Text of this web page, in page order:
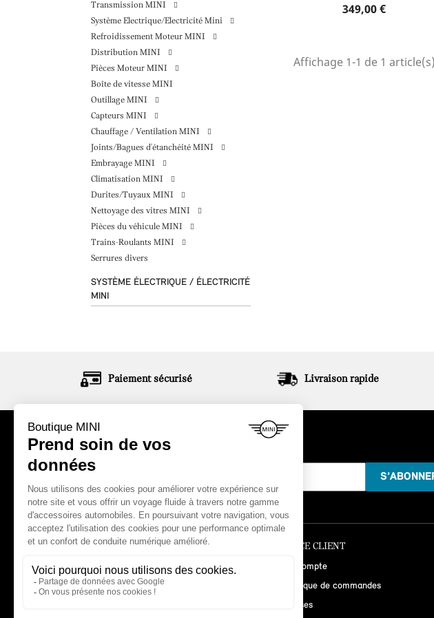
Transmission MINI
Système Electrique/Electricité Mini
Refroidissement Moteur MINI
Distribution MINI
Pièces Moteur MINI
Boîte de vitesse MINI
Outillage MINI
Capteurs MINI
Chauffage / Ventilation MINI
Joints/Bagues d'étanchéité MINI
Embrayage MINI
Climatisation MINI
Durites/Tuyaux MINI
Nettoyage des vitres MINI
Pièces du véhicule MINI
Trains-Roulants MINI
Serrures divers
SYSTÈME ÉLECTRIQUE / ÉLECTRICITÉ
MINI
Prix
349,00 €
Affichage 1-1 de 1 article(s)
Paiement sécurisé Livraison rapide
ABONNEZ-VOUS À NOTRE NEWSLETTER
LA BOUTIQUE
Comment commander ?
Garanties MINI
ESPACE CLIENT
Mon compte
Historique de commandes
Adresses